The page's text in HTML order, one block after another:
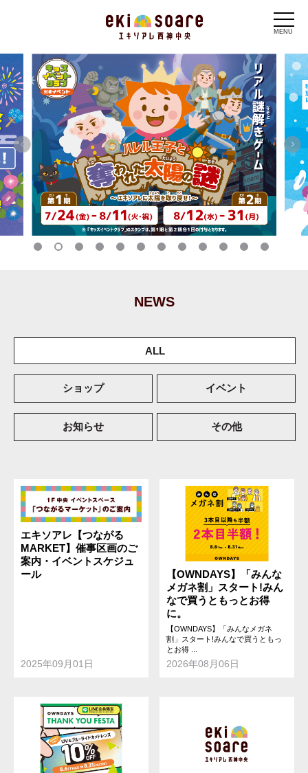
MENU
NEWS
ALL
ショップ イベント
お知らせ その他
エキソアレ【つながる
MARKET】催事区画のご
案内・イベントスケジュ
ール
2025年09月01日
【OWNDAYS】「みんな
メガネ割」スタート!みん
なで買うともっとお得
に。
【OWNDAYS】「みんなメガネ
割」スタート!みんなで買うともっ
とお得 ...
2026年08月06日